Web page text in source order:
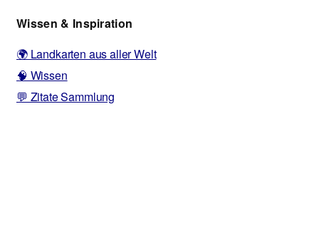
Wissen & Inspiration
🌍 Landkarten aus aller Welt
🧠 Wissen
💬 Zitate Sammlung